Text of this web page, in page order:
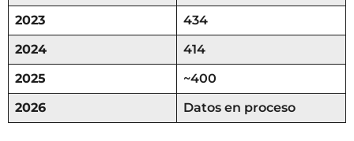
2023
434
2024
414
2025
~400
2026
Datos en proceso